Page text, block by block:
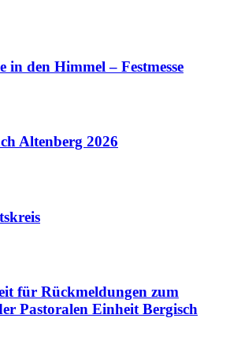
den Himmel – Festmesse
Altenberg 2026
für Rückmeldungen zum
Pastoralen Einheit Bergisch